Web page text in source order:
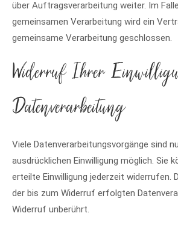
über Auftragsverarbeitung weiter. Im
gemeinsamen Verarbeitung wird ein
gemeinsame Verarbeitung geschlossen.
Widerruf Ihrer
Datenverarbeitung
Viele Datenverarbeitungsvorgänge sind
ausdrücklichen Einwilligung möglich. Sie
erteilte Einwilligung jederzeit widerrufen.
der bis zum Widerruf erfolgten
Widerruf unberührt.